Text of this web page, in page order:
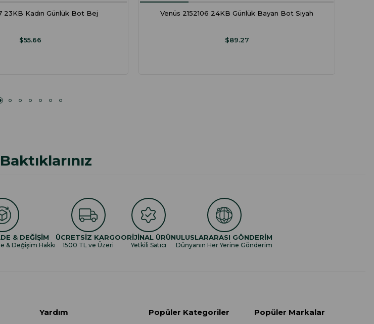
23KB Kadın Günlük Bot Bej
$55.66
Venüs 2152106 24KB Günlük Bayan Bot Siyah
$89.27
& DEĞİŞİM
& Değişim Hakkı
ÜCRETSİZ KARGO
1500 TL ve Üzeri
ORİJİNAL ÜRÜN
Yetkili Satıcı
ULUSLARARASI GÖNDERİM
Dünyanın Her Yerine Gönderim
Yardım Popüler Kategoriler Popüler Markalar